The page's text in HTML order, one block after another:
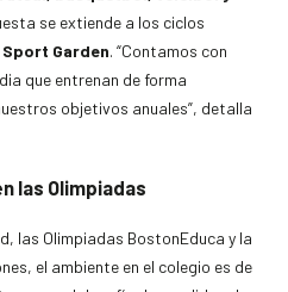
se extiende a los ciclos
Sport Garden. “Contamos con
que entrenan de forma
objetivos anuales”, detalla
las Olimpiadas
las Olimpiadas BostonEduca y la
el ambiente en el colegio es de